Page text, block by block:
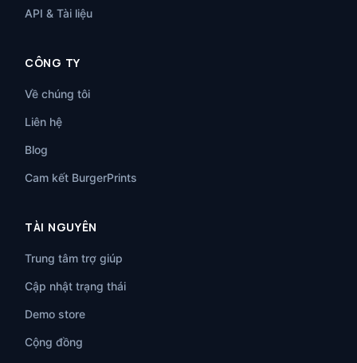
API & Tài liệu
CÔNG TY
Về chúng tôi
Liên hệ
Blog
Cam kết BurgerPrints
TÀI NGUYÊN
Trung tâm trợ giúp
Cập nhật trạng thái
Demo store
Cộng đồng